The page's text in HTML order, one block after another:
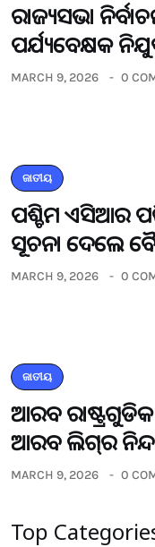
ରାଜ୍ୟସଭା
ପର୍ଯ୍ୟବେକ୍ଷକ
MARCH 9, 2026 0
ଜାତୀୟ
ପଶ୍ଚିମ ଏସିଆର
ସୂଚନା ଦେଲେ
MARCH 9, 2026 0
ଜାତୀୟ
ଆରବ
ଆରବ ଲିଗ୍‌ର
MARCH 9, 2026 0
Top